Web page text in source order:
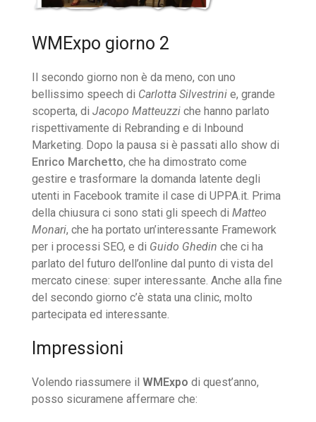
WMExpo giorno 2
Il secondo giorno non è da meno, con uno
bellissimo speech di Carlotta Silvestrini e, grande
scoperta, di Jacopo Matteuzzi che hanno parlato
rispettivamente di Rebranding e di Inbound
Marketing. Dopo la pausa si è passati allo show di
Enrico Marchetto, che ha dimostrato come
gestire e trasformare la domanda latente degli
utenti in Facebook tramite il case di UPPA.it. Prima
della chiusura ci sono stati gli speech di Matteo
Monari, che ha portato un’interessante Framework
per i processi SEO, e di Guido Ghedin che ci ha
parlato del futuro dell’online dal punto di vista del
mercato cinese: super interessante. Anche alla fine
del secondo giorno c’è stata una clinic, molto
partecipata ed interessante.
Impressioni
Volendo riassumere il WMExpo di quest’anno,
posso sicuramene affermare che: